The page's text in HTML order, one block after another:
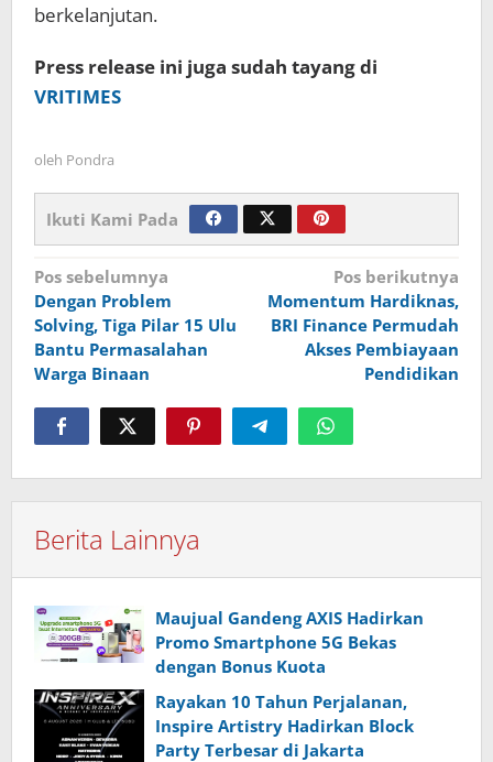
berkelanjutan.
Press release ini juga sudah tayang di
VRITIMES
oleh Pondra
Ikuti Kami Pada
Navigasi
pos
Pos sebelumnya
Dengan Problem
Solving, Tiga Pilar 15 Ulu
Bantu Permasalahan
Warga Binaan
Pos berikutnya
Momentum Hardiknas,
BRI Finance Permudah
Akses Pembiayaan
Pendidikan
Berita Lainnya
Maujual Gandeng AXIS Hadirkan
Promo Smartphone 5G Bekas
dengan Bonus Kuota
Rayakan 10 Tahun Perjalanan,
Inspire Artistry Hadirkan Block
Party Terbesar di Jakarta